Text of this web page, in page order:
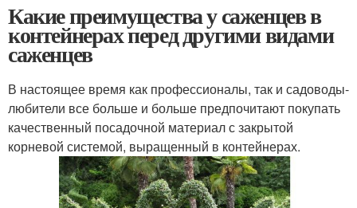
Какие преимущества у саженцев в
контейнерах перед другими видами
саженцев
В настоящее время как профессионалы, так и садоводы-
любители все больше и больше предпочитают покупать
качественный посадочной материал с закрытой
корневой системой, выращенный в контейнерах.